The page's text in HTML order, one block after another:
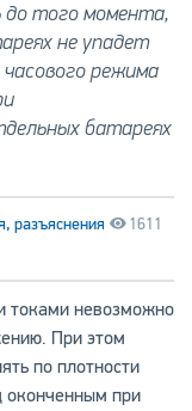
того момента,
не упадет
режима
батареях
разъяснения 1611
токами невозможно
При этом
по плотности
оконченным при